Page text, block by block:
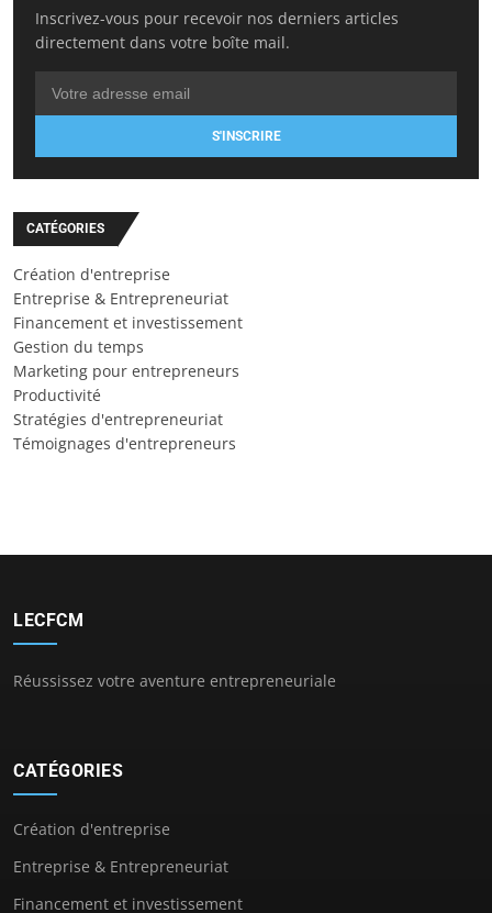
Inscrivez-vous pour recevoir nos derniers articles
directement dans votre boîte mail.
S'INSCRIRE
CATÉGORIES
Création d'entreprise
Entreprise & Entrepreneuriat
Financement et investissement
Gestion du temps
Marketing pour entrepreneurs
Productivité
Stratégies d'entrepreneuriat
Témoignages d'entrepreneurs
LECFCM
Réussissez votre aventure entrepreneuriale
CATÉGORIES
Création d'entreprise
Entreprise & Entrepreneuriat
Financement et investissement